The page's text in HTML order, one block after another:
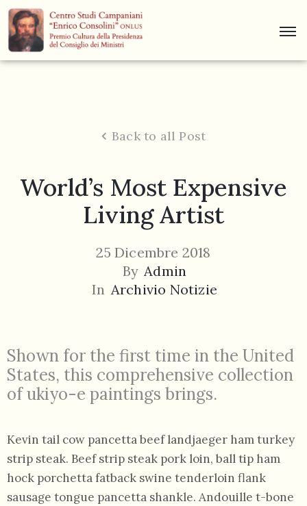
Centro
Museo
804
5943
centrocampana@tiscali.it
Back to all Post
World’s Most Expensive
Living Artist
25 Dicembre 2018
By Admin
In Archivio Notizie
Shown for the first time in the United
States, this comprehensive collection
of ukiyo-e paintings brings.
Kevin tail cow pancetta beef landjaeger ham turkey
strip steak. Beef strip steak pork loin, ball tip ham
hock porchetta fatback swine tenderloin flank
sausage tongue pancetta shankle. Andouille t-bone